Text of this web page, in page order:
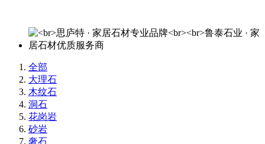
全部
大理石
木纹石
洞石
花岗岩
砂岩
奢石